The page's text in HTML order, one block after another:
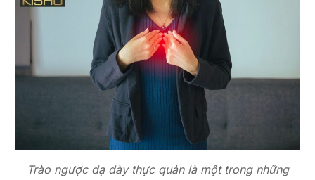
Trào ngược dạ dày thực quản là một trong những